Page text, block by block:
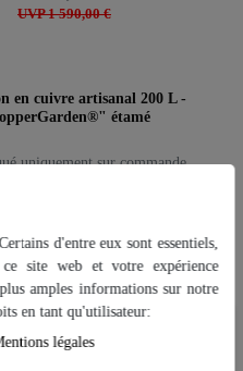
UVP 1 590,00 €
en cuivre artisanal 200 L -
étamé
uniquement sur commande
électrique XXL
– 22 cm
aident à améliorer ce site Web et
d'entre eux sont essentiels,
site web et votre expérience
amples informations sur notre
en tant qu'utilisateur:
légales